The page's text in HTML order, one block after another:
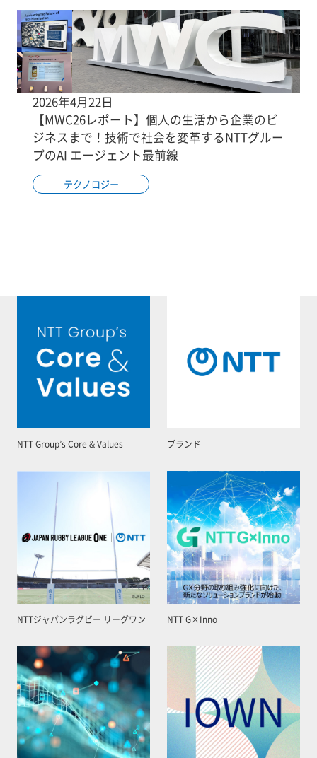
2026年4月22日
【MWC26レポート】個人の生活から企業のビ
ジネスまで！技術で社会を変革するNTTグルー
プのAI エージェント最前線
テクノロジー
NTT Group’s Core & Values ブランド
NTTジャパンラグビー リーグワン NTT G×Inno